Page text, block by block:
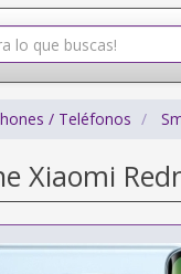
/ Teléfonos
Xiaomi